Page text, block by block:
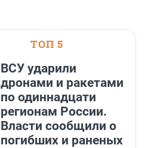
ТОП 5
ВСУ ударили
дронами и ракетами
по одиннадцати
регионам России.
Власти сообщили о
погибших и раненых